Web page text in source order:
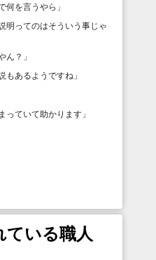
何を言うやら 」
明ってのはそういう事じゃ
ん？ 」
もあるようですね 」
っていて助かります 」
ている職人